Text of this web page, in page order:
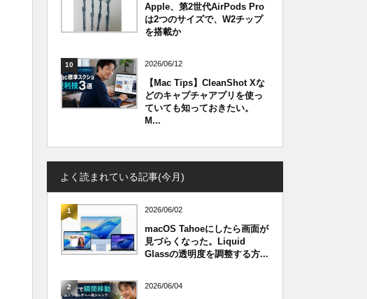
Apple、第2世代AirPods Pro
は2つのサイズで、W2チップ
を搭載か
10 2026/06/12
【Mac Tips】CleanShot Xな
どのキャプチャアプリを使っ
ていても知っておきたい。
M...
よく読まれている記事(今月)
1 2026/06/02
macOS Tahoeにしたら画面が
見づらくなった。Liquid
Glassの透明度を調整する方...
2 2026/06/04